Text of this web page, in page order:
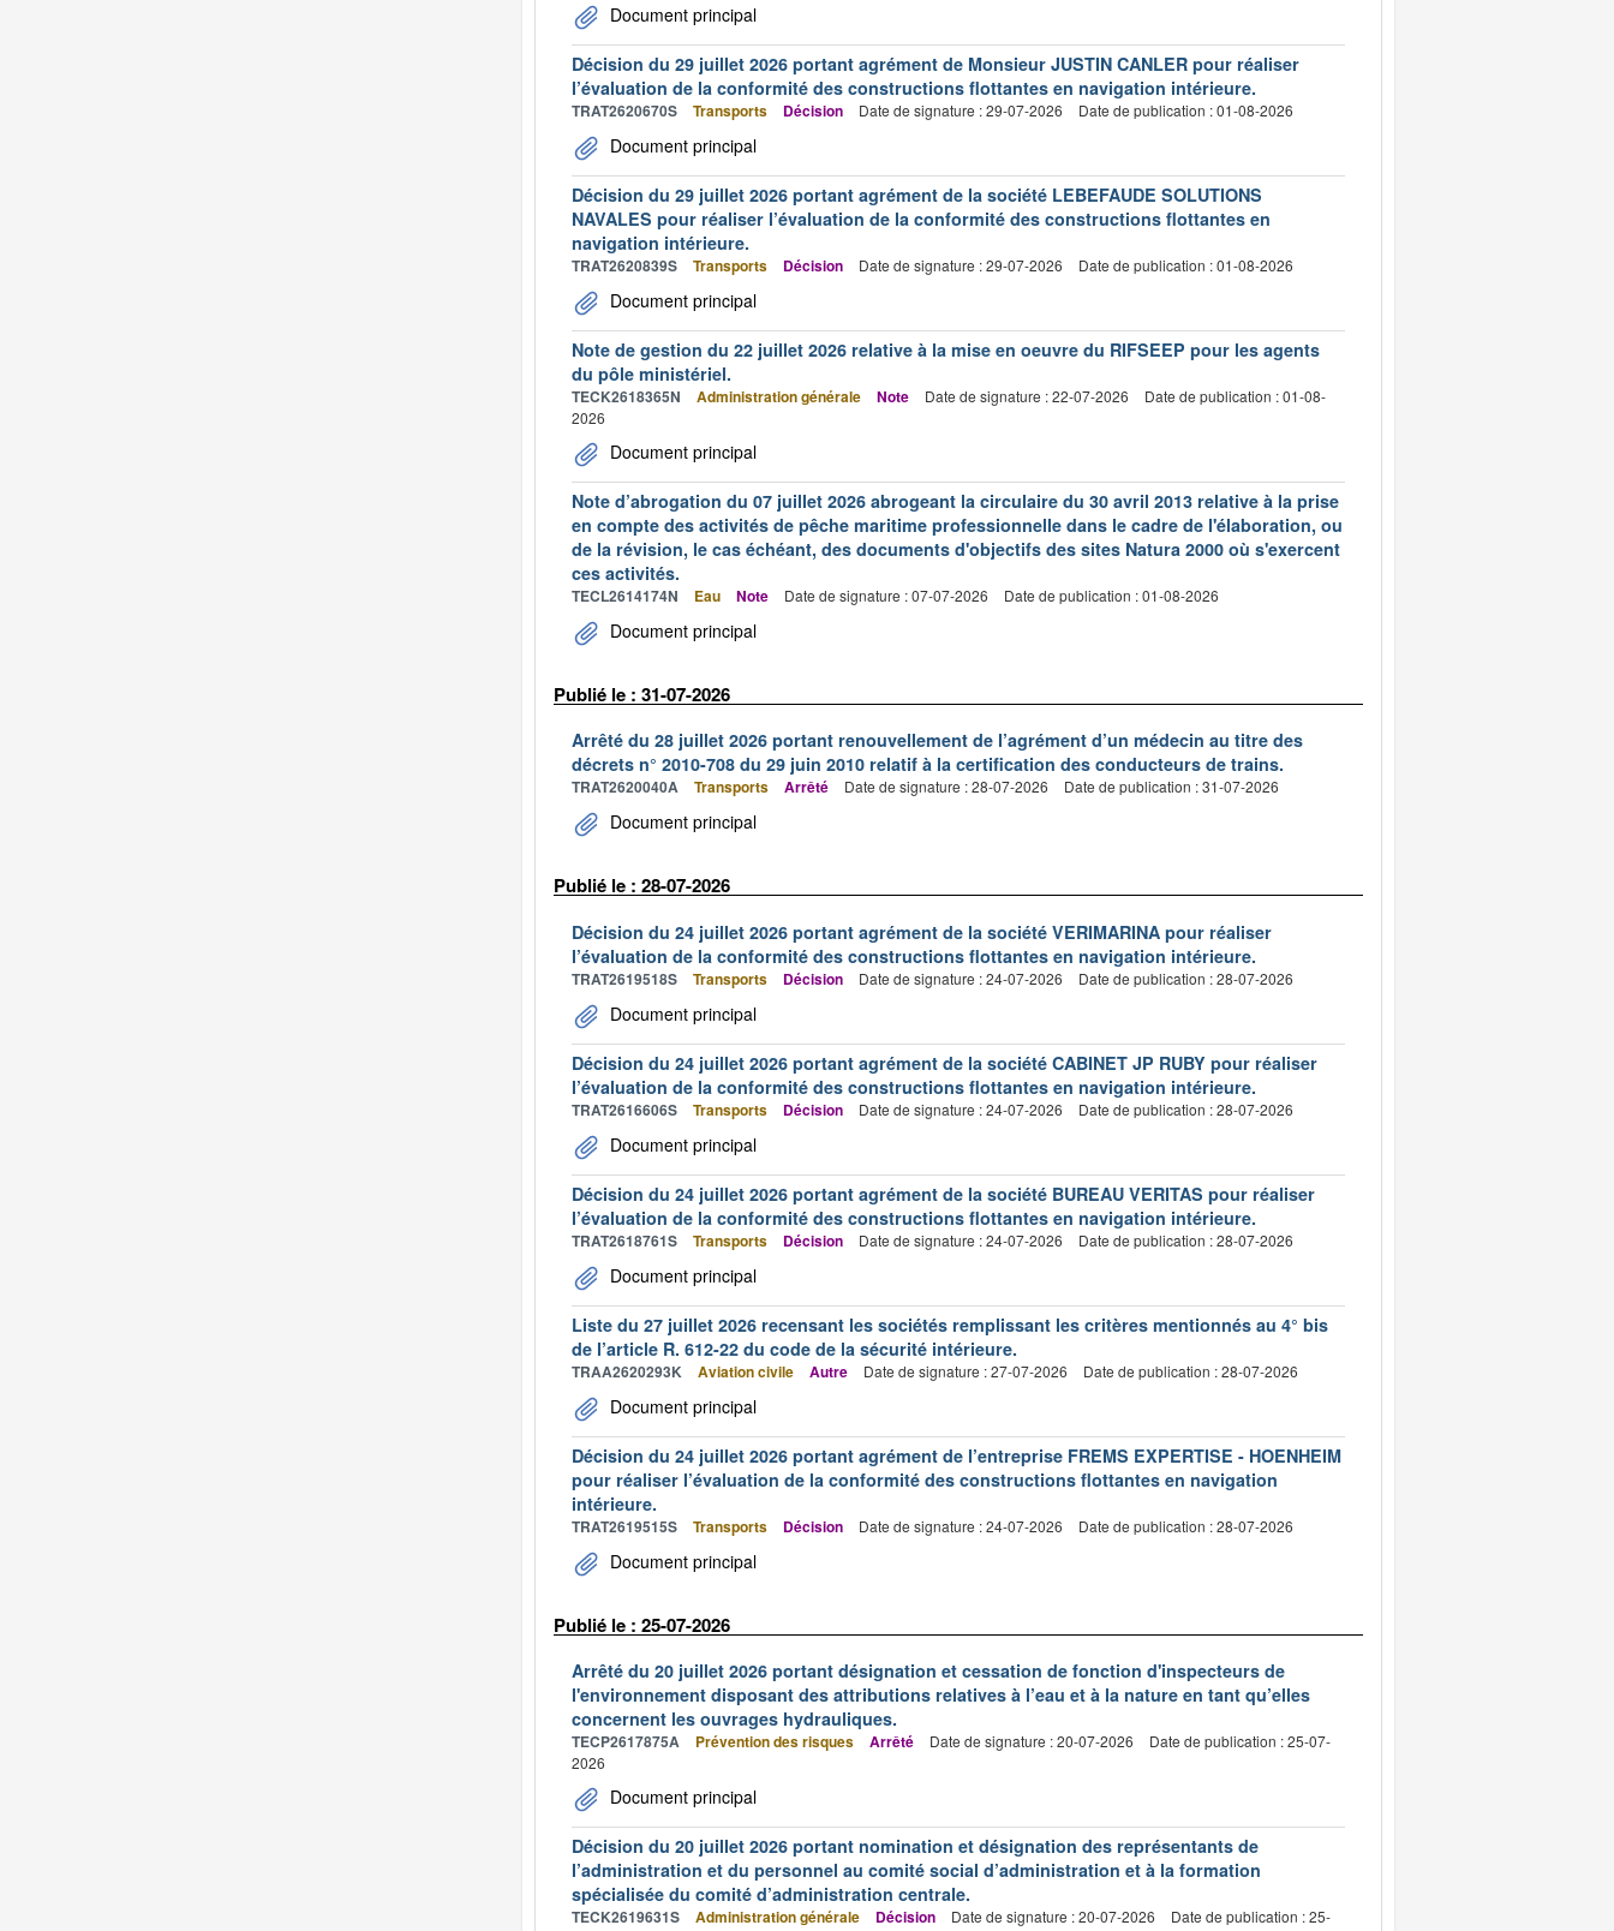
Document principal
Décision du 29 juillet 2026 portant agrément de Monsieur JUSTIN CANLER pour réaliser
l’évaluation de la conformité des constructions flottantes en navigation intérieure.
TRAT2620670S Transports Décision Date de signature : 29-07-2026 Date de publication : 01-08-2026
Document principal
Décision du 29 juillet 2026 portant agrément de la société LEBEFAUDE SOLUTIONS
NAVALES pour réaliser l’évaluation de la conformité des constructions flottantes en
navigation intérieure.
TRAT2620839S Transports Décision Date de signature : 29-07-2026 Date de publication : 01-08-2026
Document principal
Note de gestion du 22 juillet 2026 relative à la mise en oeuvre du RIFSEEP pour les agents
du pôle ministériel.
TECK2618365N Administration générale Note Date de signature : 22-07-2026
Date de publication : 01-08-
2026
Document principal
Note d’abrogation du 07 juillet 2026 abrogeant la circulaire du 30 avril 2013 relative à la prise
en compte des activités de pêche maritime professionnelle dans le cadre de l'élaboration, ou
de la révision, le cas échéant, des documents d'objectifs des sites Natura 2000 où s'exercent
ces activités.
TECL2614174N Eau Note Date de signature : 07-07-2026 Date de publication : 01-08-2026
Document principal
Publié le : 31-07-2026
Arrêté du 28 juillet 2026 portant renouvellement de l’agrément d’un médecin au titre des
décrets n° 2010-708 du 29 juin 2010 relatif à la certification des conducteurs de trains.
TRAT2620040A Transports Arrêté Date de signature : 28-07-2026 Date de publication : 31-07-2026
Document principal
Publié le : 28-07-2026
Décision du 24 juillet 2026 portant agrément de la société VERIMARINA pour réaliser
l’évaluation de la conformité des constructions flottantes en navigation intérieure.
TRAT2619518S Transports Décision Date de signature : 24-07-2026 Date de publication : 28-07-2026
Document principal
Décision du 24 juillet 2026 portant agrément de la société CABINET JP RUBY pour réaliser
l’évaluation de la conformité des constructions flottantes en navigation intérieure.
TRAT2616606S Transports Décision Date de signature : 24-07-2026 Date de publication : 28-07-2026
Document principal
Décision du 24 juillet 2026 portant agrément de la société BUREAU VERITAS pour réaliser
l’évaluation de la conformité des constructions flottantes en navigation intérieure.
TRAT2618761S Transports Décision Date de signature : 24-07-2026 Date de publication : 28-07-2026
Document principal
Liste du 27 juillet 2026 recensant les sociétés remplissant les critères mentionnés au 4° bis
de l’article R. 612-22 du code de la sécurité intérieure.
TRAA2620293K Aviation civile Autre Date de signature : 27-07-2026 Date de publication : 28-07-2026
Document principal
Décision du 24 juillet 2026 portant agrément de l’entreprise FREMS EXPERTISE - HOENHEIM
pour réaliser l’évaluation de la conformité des constructions flottantes en navigation
intérieure.
TRAT2619515S Transports Décision Date de signature : 24-07-2026 Date de publication : 28-07-2026
Document principal
Publié le : 25-07-2026
Arrêté du 20 juillet 2026 portant désignation et cessation de fonction d'inspecteurs de
l'environnement disposant des attributions relatives à l’eau et à la nature en tant qu’elles
concernent les ouvrages hydrauliques.
TECP2617875A Prévention des risques Arrêté Date de signature : 20-07-2026
Date de publication : 25-07-
2026
Document principal
Décision du 20 juillet 2026 portant nomination et désignation des représentants de
l’administration et du personnel au comité social d’administration et à la formation
spécialisée du comité d’administration centrale.
TECK2619631S Administration générale Décision Date de signature : 20-07-2026
Date de publication : 25-